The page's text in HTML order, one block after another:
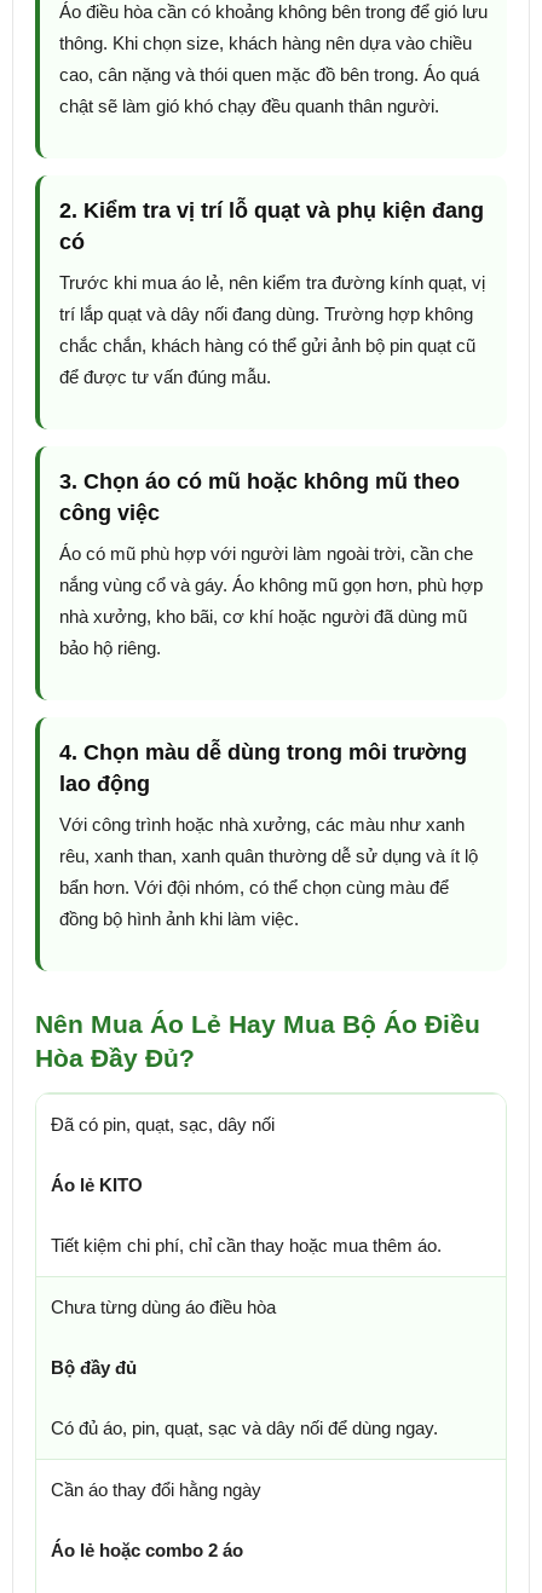
Áo điều hòa cần có khoảng không bên trong để gió lưu
thông. Khi chọn size, khách hàng nên dựa vào chiều
cao, cân nặng và thói quen mặc đồ bên trong. Áo quá
chật sẽ làm gió khó chạy đều quanh thân người.
2. Kiểm tra vị trí lỗ quạt và phụ kiện đang
có
Trước khi mua áo lẻ, nên kiểm tra đường kính quạt, vị
trí lắp quạt và dây nối đang dùng. Trường hợp không
chắc chắn, khách hàng có thể gửi ảnh bộ pin quạt cũ
để được tư vấn đúng mẫu.
3. Chọn áo có mũ hoặc không mũ theo
công việc
Áo có mũ phù hợp với người làm ngoài trời, cần che
nắng vùng cổ và gáy. Áo không mũ gọn hơn, phù hợp
nhà xưởng, kho bãi, cơ khí hoặc người đã dùng mũ
bảo hộ riêng.
4. Chọn màu dễ dùng trong môi trường
lao động
Với công trình hoặc nhà xưởng, các màu như xanh
rêu, xanh than, xanh quân thường dễ sử dụng và ít lộ
bẩn hơn. Với đội nhóm, có thể chọn cùng màu để
đồng bộ hình ảnh khi làm việc.
Nên Mua Áo Lẻ Hay Mua Bộ Áo Điều
Hòa Đầy Đủ?
Đã có pin, quạt, sạc, dây nối
Áo lẻ KITO
Tiết kiệm chi phí, chỉ cần thay hoặc mua thêm áo.
Chưa từng dùng áo điều hòa
Bộ đầy đủ
Có đủ áo, pin, quạt, sạc và dây nối để dùng ngay.
Cần áo thay đổi hằng ngày
Áo lẻ hoặc combo 2 áo